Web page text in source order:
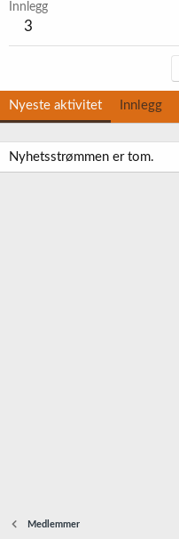
Innlegg
3
Nyeste aktivitet Innlegg
Nyhetsstrømmen er tom.
Medlemmer